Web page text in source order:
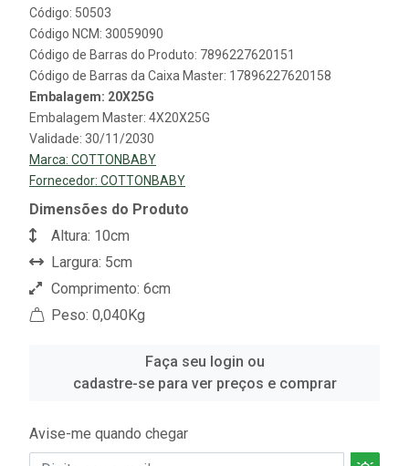
Código: 50503
Código NCM: 30059090
Código de Barras do Produto: 7896227620151
Código de Barras da Caixa Master: 17896227620158
Embalagem: 20X25G
Embalagem Master: 4X20X25G
Validade: 30/11/2030
Marca: COTTONBABY
Fornecedor: COTTONBABY
Dimensões do Produto
Altura: 10cm
Largura: 5cm
Comprimento: 6cm
Peso: 0,040Kg
Faça seu login ou
cadastre-se para ver preços e comprar
Avise-me quando chegar